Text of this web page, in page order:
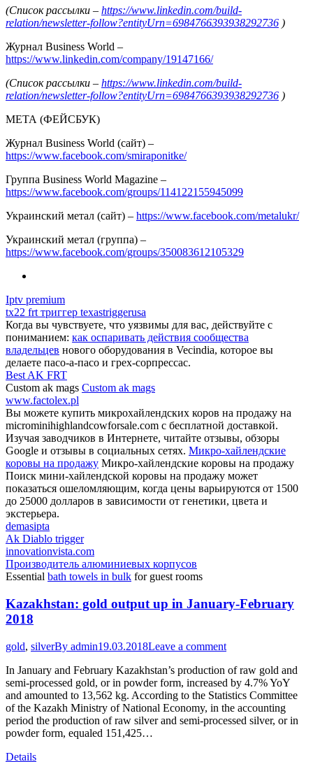
(Список рассылки – https://www.linkedin.com/build-
relation/newsletter-follow?entityUrn=6984766393938292736 )
Журнал Business World –
https://www.linkedin.com/company/19147166/
(Список рассылки – https://www.linkedin.com/build-
relation/newsletter-follow?entityUrn=6984766393938292736 )
МЕТА (ФЕЙСБУК)
Журнал Business World (сайт) –
https://www.facebook.com/smiraponitke/
Группа Business World Magazine –
https://www.facebook.com/groups/114122155945099
Украинский метал (сайт) – https://www.facebook.com/metalukr/
Украинский метал (группа) –
https://www.facebook.com/groups/350083612105329
Iptv premium
tx22 frt триггер texastriggerusa
Когда вы чувствуете, что уязвимы для вас, действуйте с
пониманием: как оспаривать действия сообщества
владельцев нового оборудования в Vecindia, которое вы
делаете пасо-а-пасо и грех-сорпрессас.
Best AK FRT
Custom ak mags Custom ak mags
www.factolex.pl
Вы можете купить микрохайлендских коров на продажу на
microminihighlandcowforsale.com с бесплатной доставкой.
Изучая заводчиков в Интернете, читайте отзывы, обзоры
Google и отзывы в социальных сетях. Микро-хайлендские
коровы на продажу Микро-хайлендские коровы на продажу
Поиск мини-хайлендской коровы на продажу может
показаться ошеломляющим, когда цены варьируются от 1500
до 25000 долларов в зависимости от генетики, цвета и
экстерьера.
demasipta
Ak Diablo trigger
innovationvista.com
Производитель алюминиевых корпусов
Essential bath towels in bulk for guest rooms
Kazakhstan: gold output up in January-February
2018
gold, silverBy admin19.03.2018Leave a comment
In January and February Kazakhstan’s production of raw gold and
semi-processed gold, or in powder form, increased by 4.7% YoY
and amounted to 13,562 kg. According to the Statistics Committee
of the Kazakh Ministry of National Economy, in the accounting
period the production of raw silver and semi-processed silver, or in
powder form, equaled 151,425…
Details